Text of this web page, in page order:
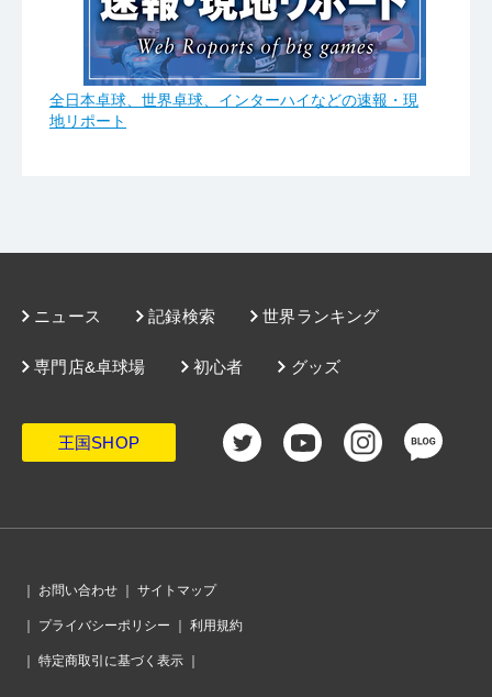
全日本卓球、世界卓球、インターハイなどの速報・現
地リポート
ニュース 記録検索 世界ランキング
グッズ
専門店&卓球場 初心者
王国SHOP
｜ お問い合わせ ｜ サイトマップ
｜ プライバシーポリシー ｜ 利用規約
｜ 特定商取引に基づく表示 ｜